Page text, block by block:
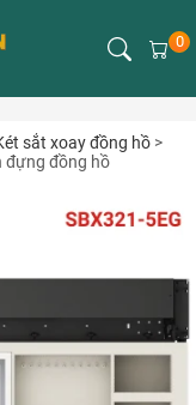
0
sắt xoay đồng hồ >
đựng đồng hồ